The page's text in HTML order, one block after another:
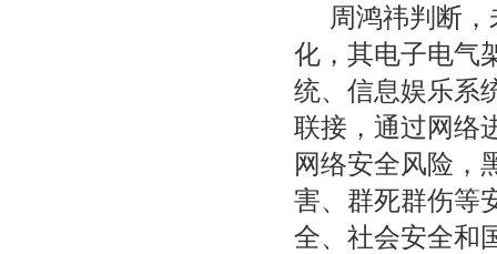
周鸿祎判断
化，其电子电气
统、信息娱乐系
联接，通过网络
网络安全风险，
害、群死群伤等
全、社会安全和